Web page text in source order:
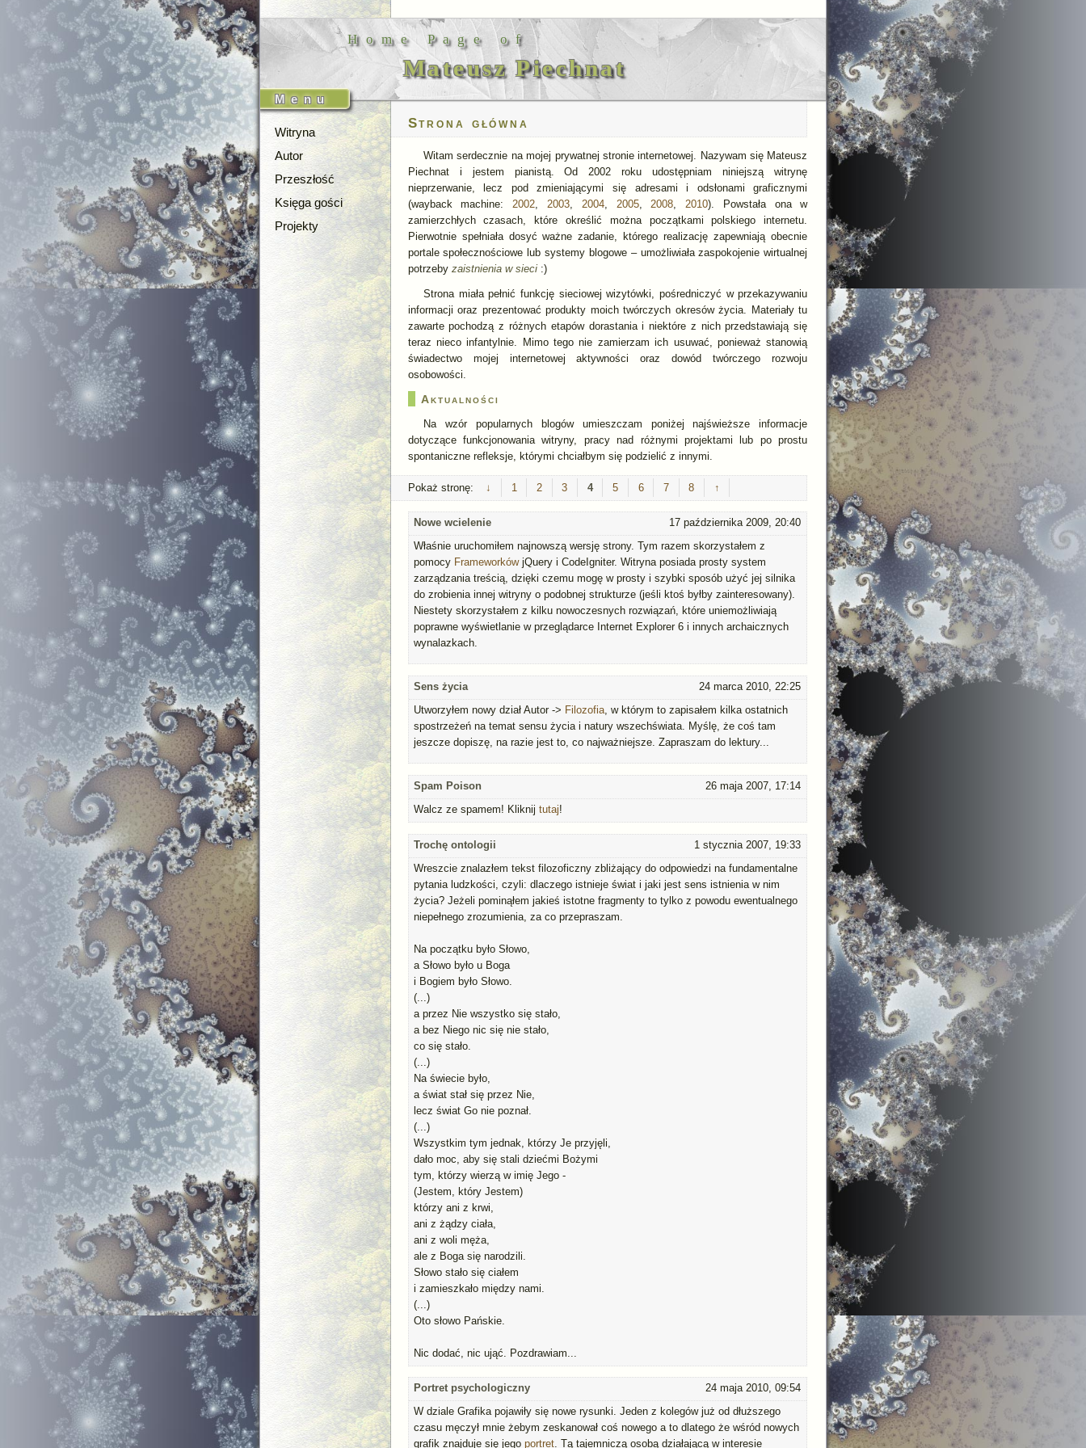
Menu
Witryna
Autor
Przeszłość
Księga gości
Projekty
Home Page of
Mateusz Piechnat
Strona główna
Witam serdecznie na mojej prywatnej stronie internetowej. Nazywam się Mateusz
Piechnat i jestem pianistą. Od 2002 roku udostępniam niniejszą witrynę
nieprzerwanie, lecz pod zmieniającymi się adresami i odsłonami graficznymi
(wayback machine:2002, 2003, 2004, 2005,2008,2010). Powstała ona w
zamierzchłych czasach, które określić można początkami polskiego internetu.
Pierwotnie spełniała dosyć ważne zadanie, którego realizację zapewniają obecnie
portale społecznościowe lub systemy blogowe – umożliwiała zaspokojenie wirtualnej
potrzeby zaistnienia w sieci:)
Strona miała pełnić funkcję sieciowej wizytówki, pośredniczyć w przekazywaniu
informacji oraz prezentować produkty moich twórczych okresów życia. Materiały tu
zawarte pochodzą z różnych etapów dorastania i niektóre z nich przedstawiają się
teraz nieco infantylnie. Mimo tego nie zamierzam ich usuwać, ponieważ stanowią
świadectwo mojej internetowej aktywności oraz dowód twórczego rozwoju
osobowości.
Aktualności
Na wzór popularnych blogów umieszczam poniżej najświeższe informacje
dotyczące funkcjonowania witryny, pracy nad różnymi projektami lub po prostu
spontaniczne refleksje, którymi chciałbym się podzielić z innymi.
Pokaż stronę: ​ ↓ 1 2 3 4 5 6 7 8 ↑
Nowe wcielenie
17 października 2009, 20:40
Właśnie uruchomiłem najnowszą wersję strony. Tym razem skorzystałem z
pomocy FrameworkówjQuery i CodeIgniter. Witryna posiada prosty system
zarządzania treścią, dzięki czemu mogę w prosty i szybki sposób użyć jej silnika
do zrobienia innej witryny o podobnej strukturze (jeśli ktoś byłby zainteresowany).
Niestety skorzystałem z kilku nowoczesnych rozwiązań, które uniemożliwiają
poprawne wyświetlanie w przeglądarce Internet Explorer 6 i innych archaicznych
wynalazkach.
Sens życia
24 marca 2010, 22:25
Utworzyłem nowy dział Autor -> Filozofia , w którym to zapisałem kilka ostatnich
spostrzeżeń na temat sensu życia i natury wszechświata. Myślę, że coś tam
jeszcze dopiszę, na razie jest to, co najważniejsze. Zapraszam do lektury...
Spam Poison
26 maja 2007, 17:14
Walcz ze spamem! Kliknijtutaj!
Trochę ontologii
1 stycznia 2007, 19:33
Wreszcie znalazłem tekst filozoficzny zbliżający do odpowiedzi na fundamentalne
pytania ludzkości, czyli: dlaczego istnieje świat i jaki jest sens istnienia w nim
życia? Jeżeli pominąłem jakieś istotne fragmenty to tylko z powodu ewentualnego
niepełnego zrozumienia, za co przepraszam.
Na początku było Słowo,
a Słowo było u Boga
i Bogiem było Słowo.
(...)
a przez Nie wszystko się stało,
a bez Niego nic się nie stało,
co się stało.
(...)
Na świecie było,
a świat stał się przez Nie,
lecz świat Go nie poznał.
(...)
Wszystkim tym jednak, którzy Je przyjęli,
dało moc, aby się stali dziećmi Bożymi
tym, którzy wierzą w imię Jego -
(Jestem, który Jestem)
którzy ani z krwi,
ani z żądzy ciała,
ani z woli męża,
ale z Boga się narodzili.
Słowo stało się ciałem
i zamieszkało między nami.
(...)
Oto słowo Pańskie.
Nic dodać, nic ująć. Pozdrawiam...
Portret psychologiczny
24 maja 2010, 09:54
W dziale Grafika pojawiły się nowe rysunki. Jeden z kolegów już od dłuższego
czasu męczył mnie żebym zeskanował coś nowego a to dlatego że wśród nowych
grafik znajduje się jegoportret. Tą tajemniczą osobą działającą w interesie